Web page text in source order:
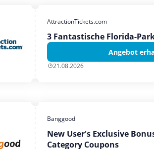
AttractionTickets.com
3 Fantastische Florida-
Angebot
21.08.2026
Banggood
New User's Exclusive
Category Coupons